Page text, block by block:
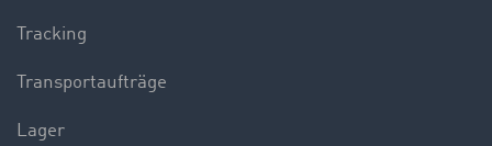
Tracking
Transportaufträge
Lager